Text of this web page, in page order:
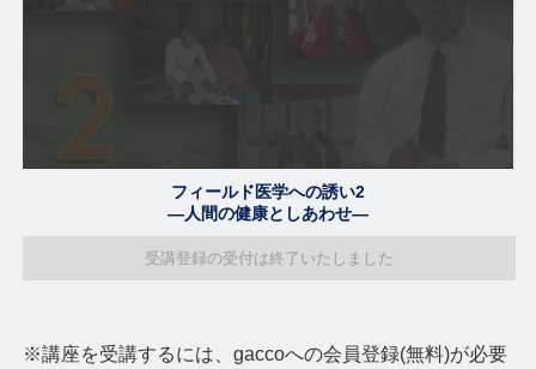
フィールド医学への誘い2
―人間の健康としあわせ―
受講登録の受付は終了いたしました
※講座を受講するには、gaccoへの会員登録(無料)が必要